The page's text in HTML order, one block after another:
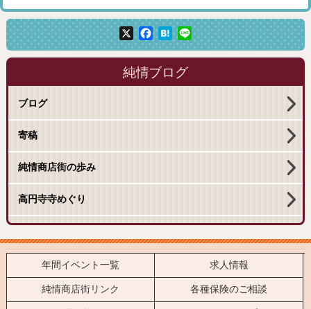
X Facebook
Hatena
Line
純情ブログ
ブログ
寄稿
純情商店街の歩み
高円寺寺めぐり
年間イベント一覧 求人情報
純情商店街リンク 各種保険のご相談